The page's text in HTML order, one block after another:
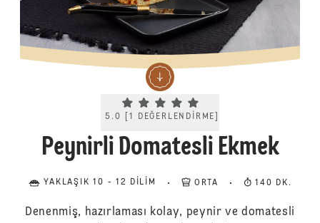
Current rating 5.0. Click to rate.
5.0 [1 DEĞERLENDIRME
Peynirli Domatesli Ekmek
YAKLAŞIK 10 - 12 DILIM ORTA 140 DK.
Denenmiş, hazırlaması kolay, peynir ve domatesli